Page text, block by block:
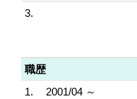
3.
職歴
1.
2001/04 ～